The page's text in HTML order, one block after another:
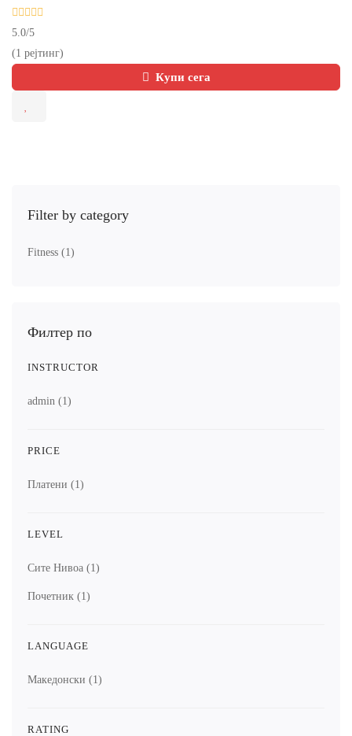
Filter by category
Fitness (1)
Филтер по
INSTRUCTOR
admin (1)
PRICE
Платени (1)
LEVEL
Сите Нивоа (1)
Почетник (1)
LANGUAGE
Македонски (1)
RATING
5.0/5
(1 рејтинг)
Купи сега